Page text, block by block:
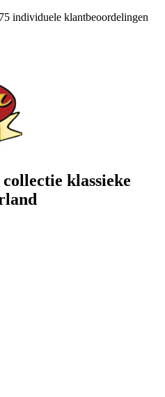
individuele klantbeoordelingen
klassieke